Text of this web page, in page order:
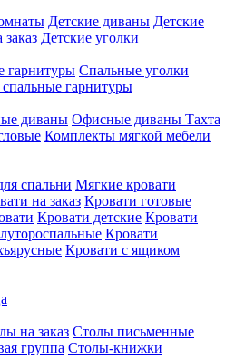
Детские диваны Детские
Детские уголки
гарнитуры Спальные уголки
гарнитуры
диваны Офисные диваны Тахта
Комплекты мягкой мебели
спальни Мягкие кровати
на заказ Кровати готовые
Кровати детские Кровати
Кровати
Кровати с ящиком
на заказ Столы письменные
группа Столы-книжки